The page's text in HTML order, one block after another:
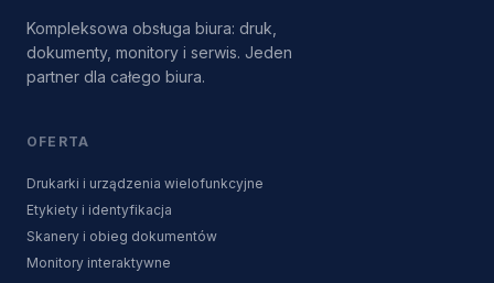
Kompleksowa obsługa biura: druk,
dokumenty, monitory i serwis. Jeden
partner dla całego biura.
OFERTA
Drukarki i urządzenia wielofunkcyjne
Etykiety i identyfikacja
Skanery i obieg dokumentów
Monitory interaktywne